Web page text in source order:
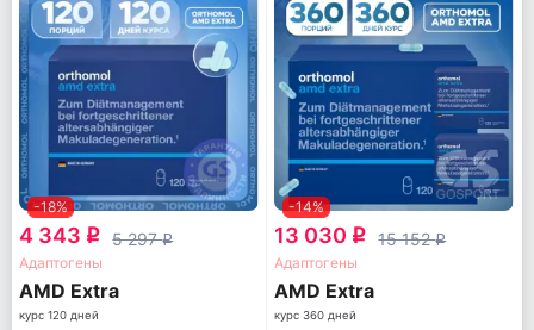
-18%
4 343 q 5 297q
Адаптогены
AМD Extra
курс 120 дней
-14%
13 030 q 15 152q
Адаптогены
AМD Extra
курс 360 дней